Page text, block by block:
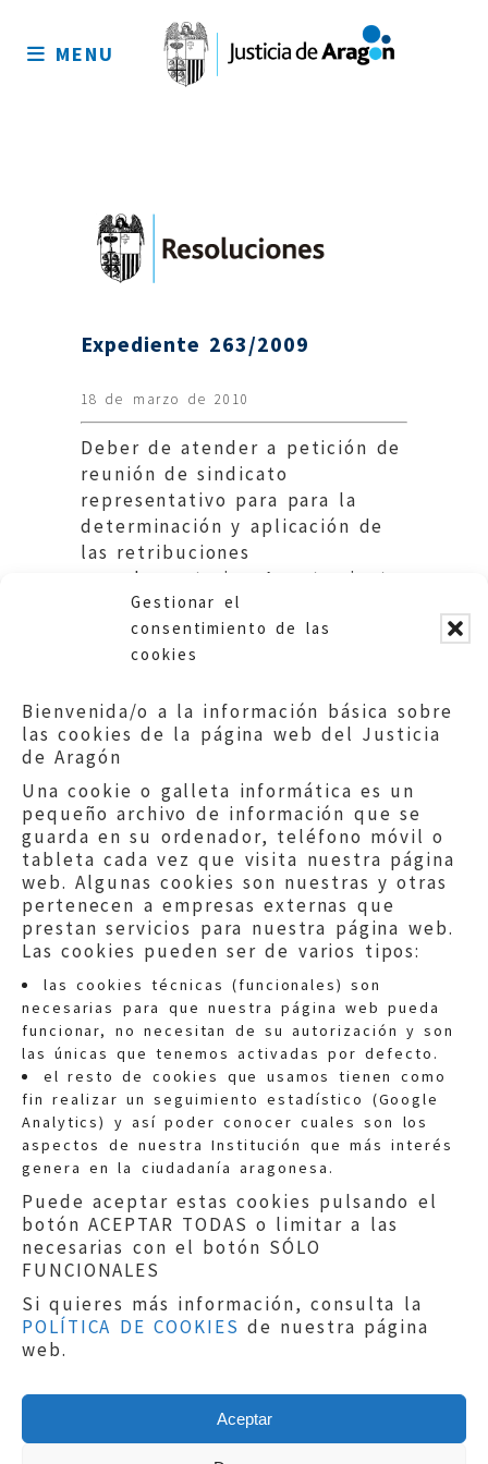
Gestionar el
consentimiento de las
cookies
Bienvenida/o a la información básica sobre
las cookies de la página web del Justicia
de Aragón
Una cookie o galleta informática es un
pequeño archivo de información que se
guarda en su ordenador, teléfono móvil o
tableta cada vez que visita nuestra página
web. Algunas cookies son nuestras y otras
pertenecen a empresas externas que
prestan servicios para nuestra página web.
Las cookies pueden ser de varios tipos:
las cookies técnicas (funcionales) son
necesarias para que nuestra página web pueda
funcionar, no necesitan de su autorización y son
las únicas que tenemos activadas por defecto.
el resto de cookies que usamos tienen como
fin realizar un seguimiento estadístico (Google
Analytics) y así poder conocer cuales son los
aspectos de nuestra Institución que más interés
genera en la ciudadanía aragonesa.
Puede aceptar estas cookies pulsando el
botón ACEPTAR TODAS o limitar a las
necesarias con el botón SÓLO
FUNCIONALES
Si quieres más información, consulta la
POLÍTICA DE COOKIES de nuestra página
web.
Aceptar
sitio
MENU
Expediente 263/2009
18 de marzo de 2010
Deber de atender a petición de
reunión de sindicato
representativo para para la
determinación y aplicación de
las retribuciones
complementarias. Ayuntamiento
de Zaragoza.
Quejas:quejas@eljusticiadearagon.es
Información general:
informacion@eljusticiadearagon.es
Teléfonos:900 210 210/
Aviso legal|Política de privacidad|
Protección de Datos
Política de cookies
Copyright © 2019El Justicia de Aragón|